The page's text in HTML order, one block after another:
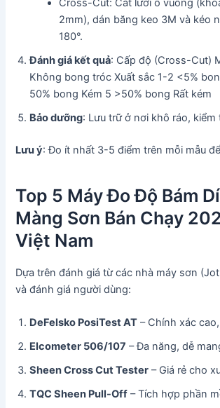
Cross-Cut: Cắt lưới ô vuông
2mm), dán băng keo 3M và kéo
180°.
Đánh giá kết quả: Cấp độ (Cross-Cut)
Không bong tróc Xuất sắc 1-2 <5%
50% bong Kém 5 >50% bong Rất kém
Bảo dưỡng: Lưu trữ ở nơi khô ráo, kiểm
Lưu ý: Đo ít nhất 3-5 điểm trên mỗi mẫu
Top 5 Máy Đo Độ Bám
Màng Sơn Bán Chạy
Việt Nam
Dựa trên đánh giá từ các nhà máy sơn
và đánh giá người dùng:
DeFelsko PosiTest AT – Chính xác
Elcometer 506/107 – Đa năng, dễ
Sheen Cross Cut Tester – Giá rẻ cho
TQC Sheen Pull-Off – Tích hợp phần